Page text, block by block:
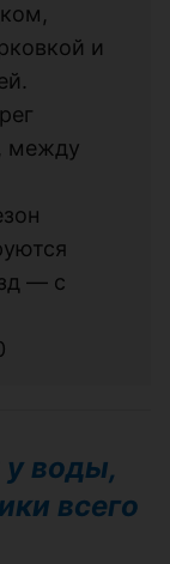
и
между
— с
воды,
всего